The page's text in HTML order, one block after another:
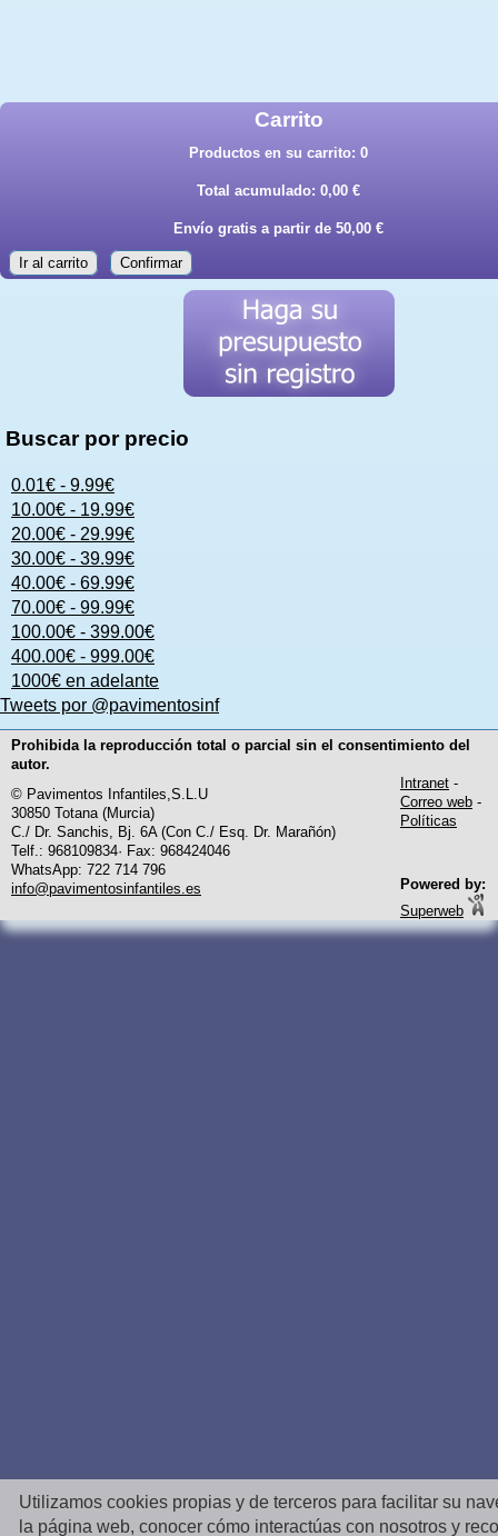
Carrito
Productos en su carrito: 0
Total acumulado: 0,00 €
Envío gratis a partir de 50,00 €
Ir al carrito Confirmar
Buscar por precio
0.01€ - 9.99€
10.00€ - 19.99€
20.00€ - 29.99€
30.00€ - 39.99€
40.00€ - 69.99€
70.00€ - 99.99€
100.00€ - 399.00€
400.00€ - 999.00€
1000€ en adelante
Tweets por @pavimentosinf
Prohibida la reproducción total o parcial sin el consentimiento del
autor.
© Pavimentos Infantiles,S.L.U
30850 Totana (Murcia)
C./ Dr. Sanchis, Bj. 6A (Con C./ Esq. Dr. Marañón)
Telf.: 968109834· Fax: 968424046
WhatsApp: 722 714 796
info@pavimentosinfantiles.es
Intranet -
Correo web -
Políticas
Powered by:
Superweb
Utilizamos cookies propias y de terceros para facilitar su
la página web, conocer cómo interactúas con nosotros y